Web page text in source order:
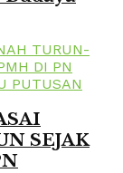
SEJAK